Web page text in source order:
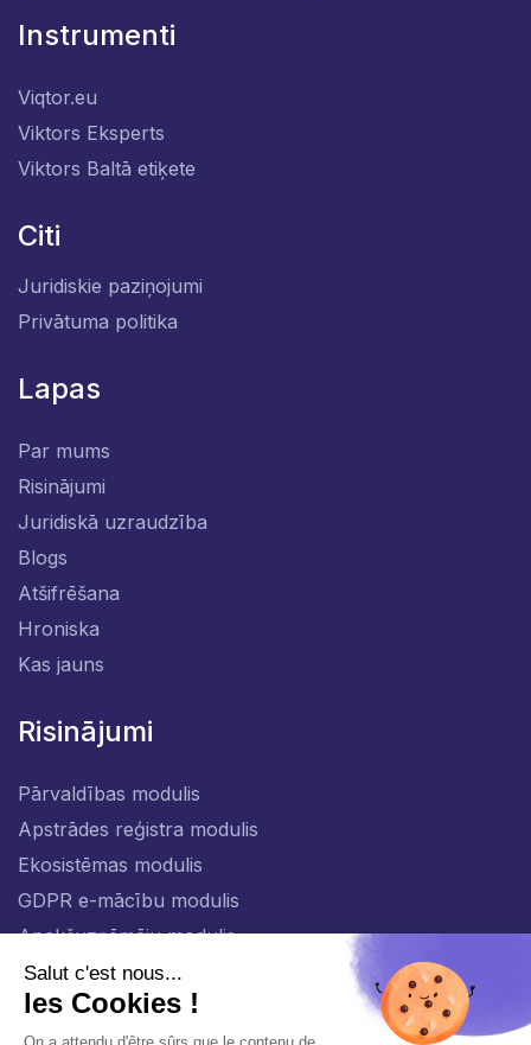
Instrumenti
Viqtor.eu
Viktors Eksperts
Viktors Baltā etiķete
Citi
Juridiskie paziņojumi
Privātuma politika
Lapas
Par mums
Risinājumi
Juridiskā uzraudzība
Blogs
Atšifrēšana
Hroniska
Kas jauns
Risinājumi
Pārvaldības modulis
Apstrādes reģistra modulis
Ekosistēmas modulis
GDPR e-mācību modulis
Apakšuzņēmēju modulis
LV